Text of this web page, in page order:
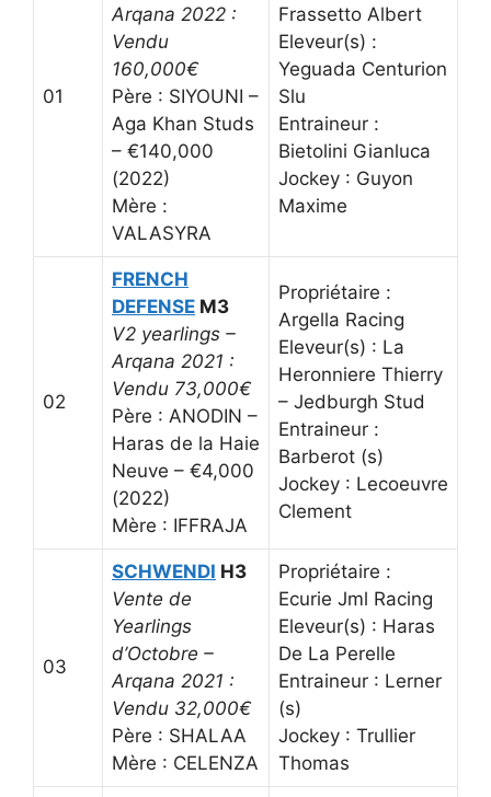
01
Arqana 2022 :
Vendu
160,000€
Père : SIYOUNI –
Aga Khan Studs
– €140,000
(2022)
Mère :
VALASYRA
Frassetto Albert
Eleveur(s) :
Yeguada Centurion
Slu
Entraineur :
Bietolini Gianluca
Jockey : Guyon
Maxime
02
FRENCH
DEFENSE M3
V2 yearlings –
Arqana 2021 :
Vendu 73,000€
Père : ANODIN –
Haras de la Haie
Neuve – €4,000
(2022)
Mère : IFFRAJA
Propriétaire :
Argella Racing
Eleveur(s) : La
Heronniere Thierry
– Jedburgh Stud
Entraineur :
Barberot (s)
Jockey : Lecoeuvre
Clement
03
SCHWENDI H3
Vente de
Yearlings
d’Octobre –
Arqana 2021 :
Vendu 32,000€
Père : SHALAA
Mère : CELENZA
Propriétaire :
Ecurie Jml Racing
Eleveur(s) : Haras
De La Perelle
Entraineur : Lerner
(s)
Jockey : Trullier
Thomas